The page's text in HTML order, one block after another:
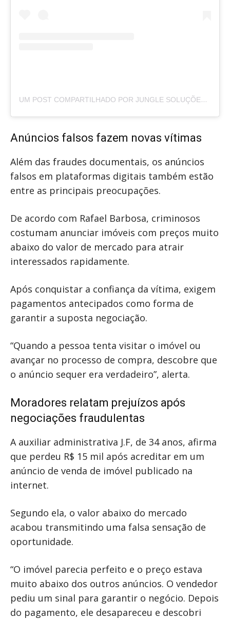
UM POST COMPARTILHADO POR JUNGLE SOLUÇÕES IMOBILIÁRIAS – JSI (@JUNGLEIMOBILIARIA)
Anúncios falsos fazem novas vítimas
Além das fraudes documentais, os anúncios
falsos em plataformas digitais também estão
entre as principais preocupações.
De acordo com Rafael Barbosa, criminosos
costumam anunciar imóveis com preços muito
abaixo do valor de mercado para atrair
interessados rapidamente.
Após conquistar a confiança da vítima, exigem
pagamentos antecipados como forma de
garantir a suposta negociação.
“Quando a pessoa tenta visitar o imóvel ou
avançar no processo de compra, descobre que
o anúncio sequer era verdadeiro”, alerta.
Moradores relatam prejuízos após
negociações fraudulentas
A auxiliar administrativa J.F, de 34 anos, afirma
que perdeu R$ 15 mil após acreditar em um
anúncio de venda de imóvel publicado na
internet.
Segundo ela, o valor abaixo do mercado
acabou transmitindo uma falsa sensação de
oportunidade.
“O imóvel parecia perfeito e o preço estava
muito abaixo dos outros anúncios. O vendedor
pediu um sinal para garantir o negócio. Depois
do pagamento, ele desapareceu e descobri